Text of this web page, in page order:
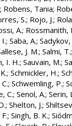
; Robens, Tania;
S.; Rojo, J.;
A.; Rossmanith,
; Saba, A.; Sadykov,
J. M.; Salmi, T.
I. H.; Sauvain, M.;
; Schmickler, H.;
; Schwemling, P.;
C.; Senol, A.; Serin,
; Shelton, J.;
; Singh, B. K.;